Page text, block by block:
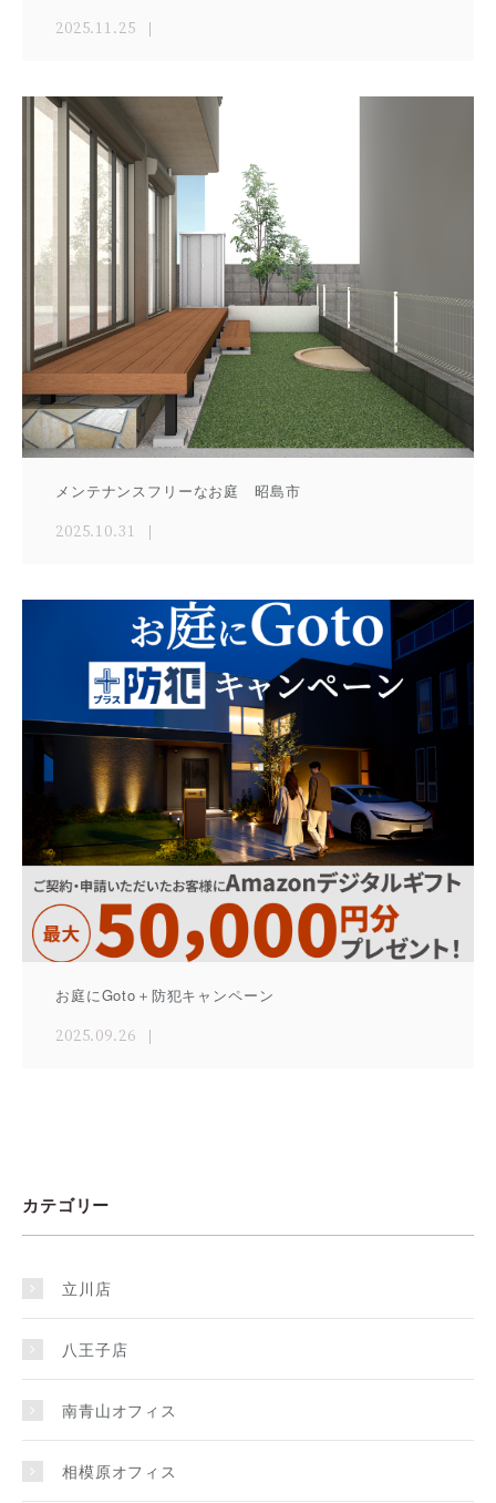
2025.11.25
メンテナンスフリーなお庭 昭島市
2025.10.31
お庭にGoto＋防犯キャンペーン
2025.09.26
カテゴリー
立川店
八王子店
南青山オフィス
相模原オフィス